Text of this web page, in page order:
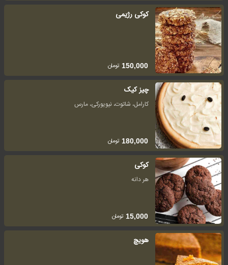
کوکی رژیمی
150,000 تومان
چیز کیک
کارامل، شاتوت، نیویورکی، مارس
180,000 تومان
کوکی
هر دانه
15,000 تومان
هویچ